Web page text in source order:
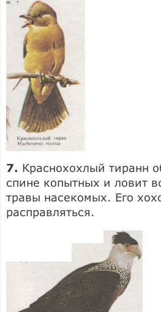
7. Краснохохлый тиранн
спине копытных и ловит
травы насекомых. Его
расправляться.